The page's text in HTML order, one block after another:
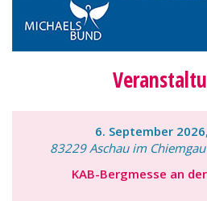
6. September 2026
83229 Aschau im
KAB-Bergmesse an